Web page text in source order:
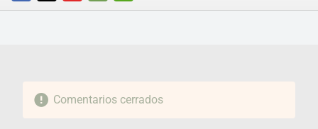
FACEBOOKTWITTERFLIPBOARD
E-
WHATSAPP
Comentarios cerrados